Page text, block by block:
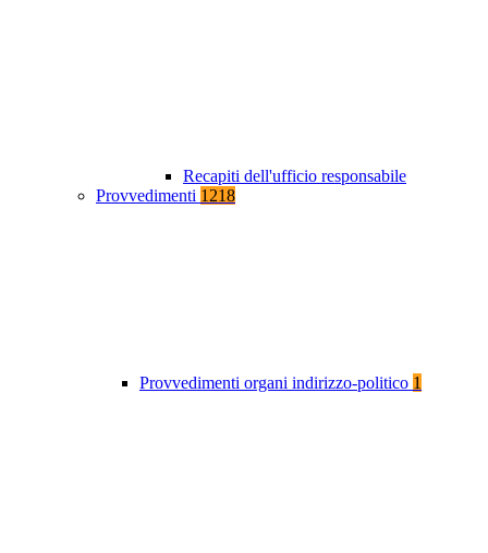
Recapiti dell'ufficio responsabile
Provvedimenti 1218
Provvedimenti organi indirizzo-politico 1